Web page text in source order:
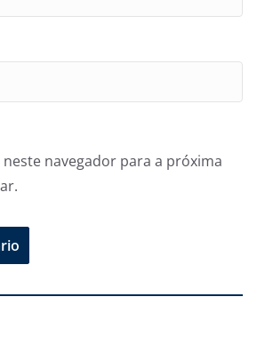
navegador para a próxima